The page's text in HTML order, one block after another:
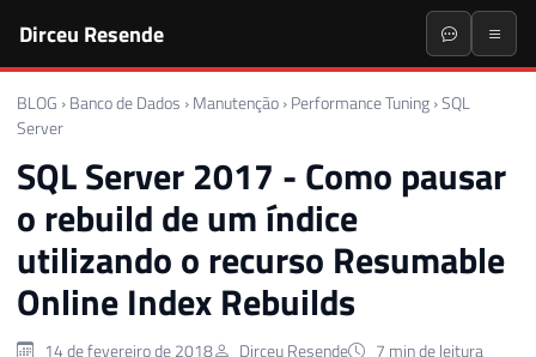
Dirceu Resende
BLOG › Banco de Dados › Manutenção › Performance Tuning ›SQL
Server
SQL Server 2017 - Como pausar
o rebuild de um índice
utilizando o recurso Resumable
Online Index Rebuilds
14 de fevereiro de 2018 Dirceu Resende
7 min de leitura